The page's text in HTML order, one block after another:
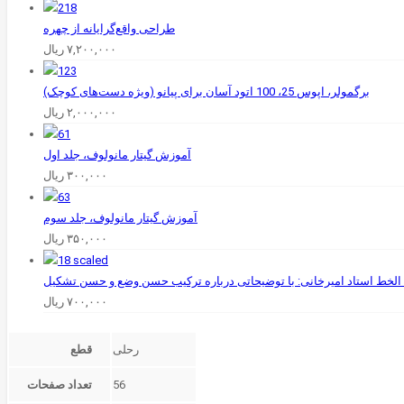
طراحی واقع‌گرایانه از چهره
۷,۲۰۰,۰۰۰ ریال
برگمولر، اپوس 25، 100 اتود آسان برای پیانو (ویژه دست‌های کوچک)
۲,۰۰۰,۰۰۰ ریال
آموزش گیتار مانولوف، ‌جلد اول
۳۰۰,۰۰۰ ریال
آموزش گیتار مانولوف، ‌جلد سوم
۳۵۰,۰۰۰ ریال
الخط استاد امیرخانی: با توضیحاتی درباره ترکیب حسن وضع و حسن تشکیل
۷۰۰,۰۰۰ ریال
قطع رحلی
تعداد صفحات 56